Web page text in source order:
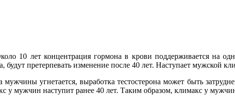
10 лет концентрация гормона в крови поддерживается на
будут претерпевать изменение после 40 лет. Наступает мужской
угнетается, выработка тестостерона может быть
у мужчин наступит ранее 40 лет. Таким образом, климакс у